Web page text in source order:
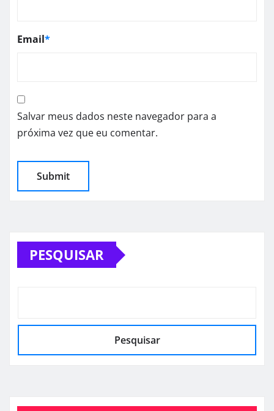
Email*
Salvar meus dados neste navegador para a
próxima vez que eu comentar.
PESQUISAR
Pesquisar